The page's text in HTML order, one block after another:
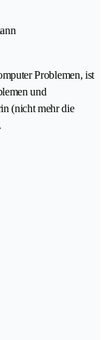
Problemen, ist
und
(nicht mehr die